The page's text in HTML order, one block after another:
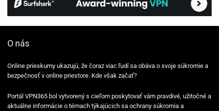
O nás
Online prieskumy ukazujú, že čoraz viac ľudí sa obáva o svoje súkromie a
bezpečnosť v online priestore. Kde však začať?
Portál VPN365 bol vytvorený s cieľom poskytovať vám pravdivé, užitočné a
aktuálne informácie o témach týkajúcich sa ochrany súkromia a